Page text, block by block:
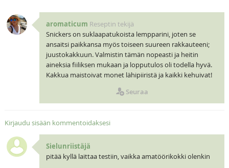
aromaticum Reseptin tekijä
Snickers on suklaapatukoista lempparini, joten se
ansaitsi paikkansa myös toiseen suureen rakkauteeni;
juustokakkuun. Valmistin tämän nopeasti ja heitin
aineksia fiiliksen mukaan ja lopputulos oli todella hyvä.
Kakkua maistoivat monet lähipiiristä ja kaikki kehuivat!
Seuraa
Kirjaudu sisään kommentoidaksesi
Sielunriistäjä
pitää kyllä laittaa testiin, vaikka amatöörikokki olenkin